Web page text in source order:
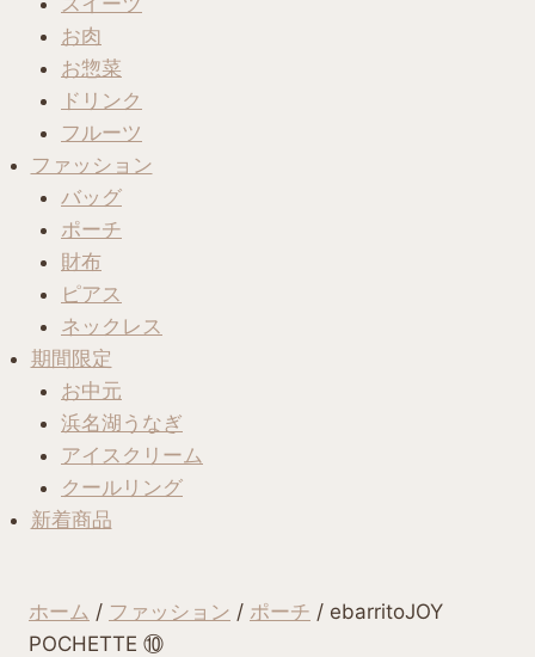
お肉
お惣菜
ドリンク
フルーツ
ファッション
バッグ
ポーチ
財布
ピアス
ネックレス
期間限定
お中元
浜名湖うなぎ
アイスクリーム
クールリング
新着商品
ホーム / ファッション / ポーチ / ebarritoJOY
POCHETTE ⑩